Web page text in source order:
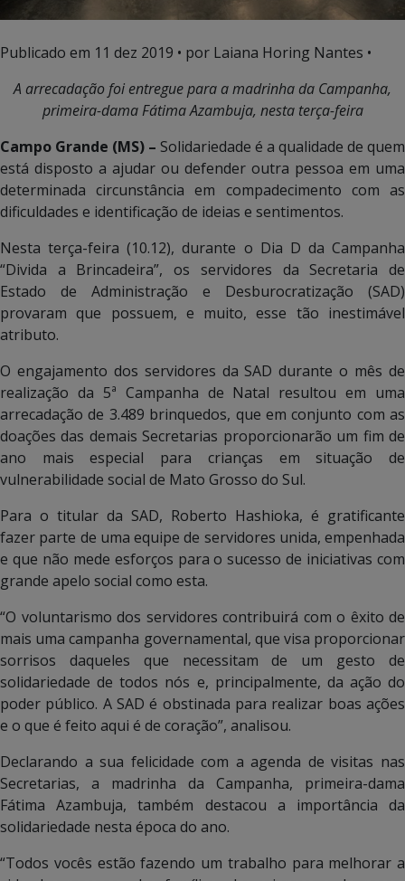
Publicado em 11 dez 2019 • por Laiana Horing Nantes •
A arrecadação foi entregue para a madrinha da Campanha,
primeira-dama Fátima Azambuja, nesta terça-feira
Campo Grande (MS) – Solidariedade é a qualidade de quem
está disposto a ajudar ou defender outra pessoa em uma
determinada circunstância em compadecimento com as
dificuldades e identificação de ideias e sentimentos.
Nesta terça-feira (10.12), durante o Dia D da Campanha
“Divida a Brincadeira”, os servidores da Secretaria de
Estado de Administração e Desburocratização (SAD)
provaram que possuem, e muito, esse tão inestimável
atributo.
O engajamento dos servidores da SAD durante o mês de
realização da 5ª Campanha de Natal resultou em uma
arrecadação de 3.489 brinquedos, que em conjunto com as
doações das demais Secretarias proporcionarão um fim de
ano mais especial para crianças em situação de
vulnerabilidade social de Mato Grosso do Sul.
Para o titular da SAD, Roberto Hashioka, é gratificante
fazer parte de uma equipe de servidores unida, empenhada
e que não mede esforços para o sucesso de iniciativas com
grande apelo social como esta.
“O voluntarismo dos servidores contribuirá com o êxito de
mais uma campanha governamental, que visa proporcionar
sorrisos daqueles que necessitam de um gesto de
solidariedade de todos nós e, principalmente, da ação do
poder público. A SAD é obstinada para realizar boas ações
e o que é feito aqui é de coração”, analisou.
Declarando a sua felicidade com a agenda de visitas nas
Secretarias, a madrinha da Campanha, primeira-dama
Fátima Azambuja, também destacou a importância da
solidariedade nesta época do ano.
“Todos vocês estão fazendo um trabalho para melhorar a